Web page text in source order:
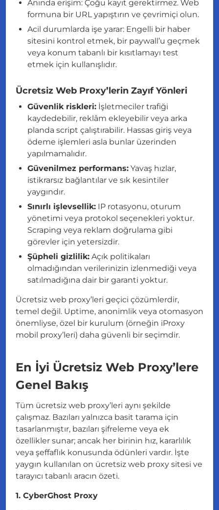
Anında erişim: Çoğu kayıt gerektirmez. Web
formuna bir URL yapıştırın ve çevrimiçi olun.
Acil durumlarda işe yarar: Engelli bir haber
sitesini kontrol etmek, bir paywall’u geçmek
veya konum tabanlı bir kısıtlamayı test
etmek için kullanışlıdır.
Ücretsiz Web Proxy’lerin Zayıf Yönleri
Güvenlik riskleri: İşletmeciler trafiği
kaydedebilir, reklâm ekleyebilir veya arka
planda script çalıştırabilir. Hassas giriş veya
ödeme işlemleri asla bunlar üzerinden
yapılmamalıdır.
Güvenilmez performans: Yavaş hızlar,
istikrarsız bağlantılar ve sık kesintiler
yaygındır.
Sınırlı işlevsellik: IP rotasyonu, oturum
yönetimi veya protokol seçenekleri yoktur.
Scraping veya reklam doğrulama gibi
görevler için yetersizdir.
Şüpheli gizlilik: Açık politikaları
olmadığından verilerinizin izlenmediği veya
satılmadığına dair bir garanti yoktur.
Ücretsiz web proxy’leri geçici çözümlerdir,
temel değil. Uptime, anonimlik veya otomasyon
önemliyse, özel bir kurulum (örneğin iProxy
mobil proxy’leri) daha güvenli bir seçimdir.
En İyi Ücretsiz Web Proxy’lere
Genel Bakış
Tüm ücretsiz web proxy’leri aynı şekilde
çalışmaz. Bazıları yalnızca basit tarama için
tasarlanmıştır, bazıları şifreleme veya ek
özellikler sunar; ancak her birinin hız, kararlılık
veya şeffaflık konusunda ödünleri vardır. İşte
yaygın kullanılan on ücretsiz web proxy sitesi ve
tarayıcı tabanlı aracın özeti.
1. CyberGhost Proxy